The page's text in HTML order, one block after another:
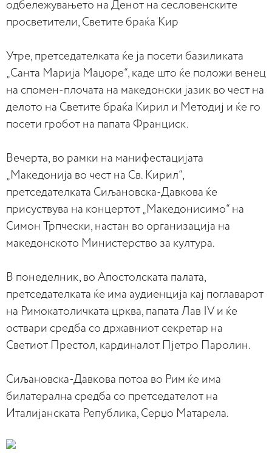
Утре, претседателката ќе ја посети базиликата
„Санта Марија Маџоре“, каде што ќе положи венец
на спомен-плочата на македонски јазик во чест на
делото на Светите браќа Кирил и Методиј и ќе го
посети гробот на папата Франциск.
Вечерта, во рамки на манифестацијата
„Македонија во чест на Св. Кирил“,
претседателката Сиљановска-Давкова ќе
присуствува на концертот „Македонисимо“ на
Симон Трпчески, настан во организација на
македонското Министерство за култура.
В понеделник, во Апостолската палата,
претседателката ќе има аудиенција кај поглаварот
на Римокатоличката црква, папата Лав IV и ќе
оствари средба со државниот секретар на
Светиот Престол, кардиналот Пјетро Паролин.
Сиљановска-Давкова потоа во Рим ќе има
билатерална средба со претседателот на
Италијанската Република, Серџо Матарела.